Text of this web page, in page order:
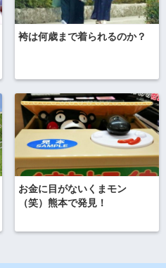
袴は何歳まで着られるのか？
お金に目がないくまモン
（笑）熊本で発見！